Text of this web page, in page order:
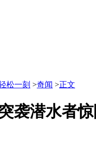
松一刻 >奇闻 >正文
袭潜水者